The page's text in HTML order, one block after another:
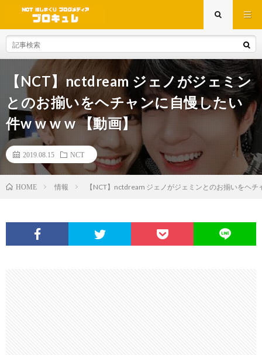
【NCT】nctdream ジェノがジェミン
とのお揃いをヘチャンに自慢したい
件w w w w 【動画】
2019.08.15 NCT
HOME 情報 【NCT】nctdream ジェノがジェミンとのお揃いをヘ